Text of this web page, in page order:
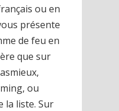
ou en
présente
de feu en
que sur
ou
la liste. Sur